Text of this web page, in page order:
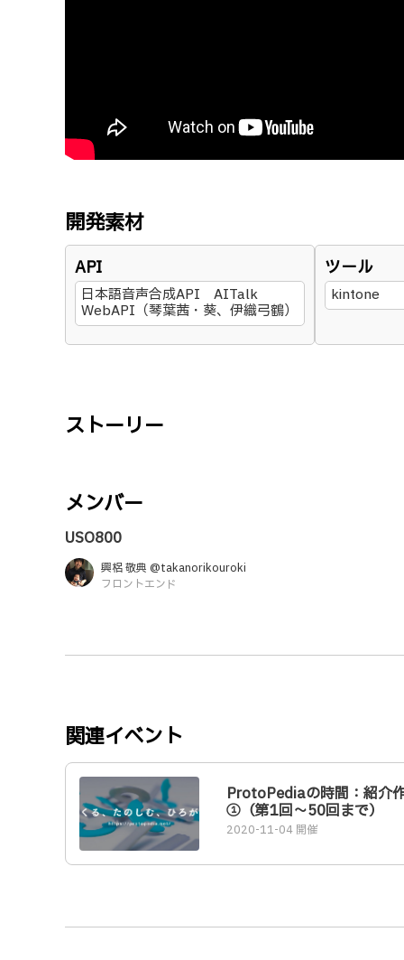
開発素材
API
日本語音声合成API AITalk
WebAPI（琴葉茜・葵、伊織弓鶴）
ツール
kintone
ストーリー
メンバー
USO800
興梠 敬典 @takanorikouroki
フロントエンド
関連イベント
ProtoPediaの時間：紹介
①（第1回〜50回まで）
2020-11-04 開催